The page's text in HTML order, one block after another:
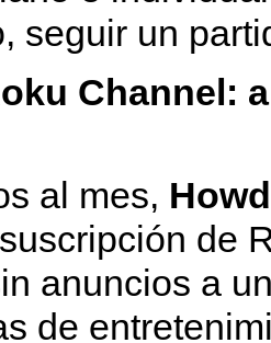
seguir un
Channel:
al mes,
de
anuncios a
de